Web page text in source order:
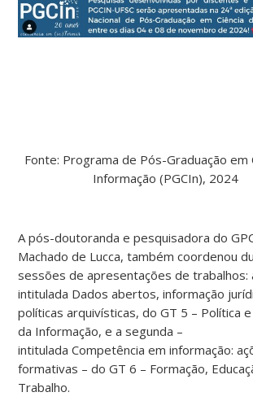
Fonte: Programa de Pós-Graduação em
Informação (PGCIn), 2024
A pós-doutoranda e pesquisadora do
Machado de Lucca, também coordenou
sessões de apresentações de trabalhos:
intitulada Dados abertos, informação
políticas arquivísticas, do GT 5 – Política
da Informação, e a segunda –
intitulada Competência em informação:
formativas – do GT 6 – Formação,
Trabalho.